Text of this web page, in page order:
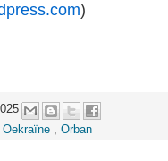
)
Oekraïne , Orban